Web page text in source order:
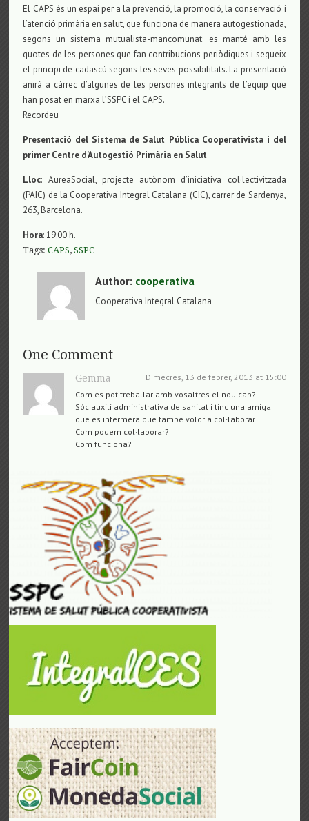
El CAPS és un espai per a la prevenció, la promoció, la conservació i
l’atenció primària en salut, que funciona de manera autogestionada,
segons un sistema mutualista-mancomunat: es manté amb les
quotes de les persones que fan contribucions periòdiques i segueix
el principi de cadascú segons les seves possibilitats. La presentació
anirà a càrrec d’algunes de les persones integrants de l’equip que
han posat en marxa l’SSPC i el CAPS.
Recordeu
Presentació del Sistema de Salut Pública Cooperativista i del
primer Centre d’Autogestió Primària en Salut
Lloc: AureaSocial, projecte autònom d’iniciativa col·lectivitzada
(PAIC) de la Cooperativa Integral Catalana (CIC), carrer de Sardenya,
263, Barcelona.
Hora: 19:00 h.
Tags:CAPS,SSPC
Author: cooperativa
Cooperativa Integral Catalana
One Comment
Gemma
Dimecres, 13 de febrer, 2013 at 15:00
Com es pot treballar amb vosaltres el nou cap?
Sóc auxili administrativa de sanitat i tinc una amiga
que es infermera que també voldria col·laborar.
Com podem col·laborar?
Com funciona?